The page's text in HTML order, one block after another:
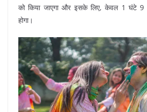
को किया जाएगा और इसके लिए, केवल 1 घंटे
होगा।